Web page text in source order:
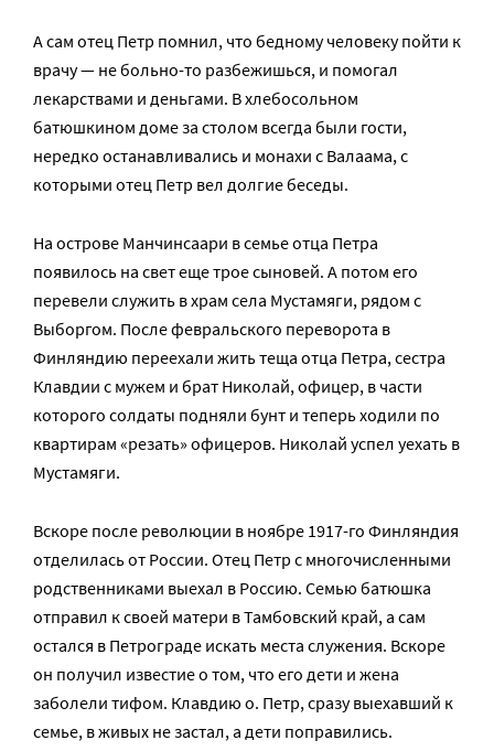
А сам отец Петр помнил, что бедному человеку пойти к
врачу — не больно-то разбежишься, и помогал
лекарствами и деньгами. В хлебосольном
батюшкином доме за столом всегда были гости,
нередко останавливались и монахи с Валаама, с
которыми отец Петр вел долгие беседы.
На острове Манчинсаари в семье отца Петра
появилось на свет еще трое сыновей. А потом его
перевели служить в храм села Мустамяги, рядом с
Выборгом. После февральского переворота в
Финляндию переехали жить теща отца Петра, сестра
Клавдии с мужем и брат Николай, офицер, в части
которого солдаты подняли бунт и теперь ходили по
квартирам «резать» офицеров. Николай успел уехать в
Мустамяги.
Вскоре после революции в ноябре 1917-го Финляндия
отделилась от России. Отец Петр с многочисленными
родственниками выехал в Россию. Семью батюшка
отправил к своей матери в Тамбовский край, а сам
остался в Петрограде искать места служения. Вскоре
он получил известие о том, что его дети и жена
заболели тифом. Клавдию о. Петр, сразу выехавший к
семье, в живых не застал, а дети поправились.